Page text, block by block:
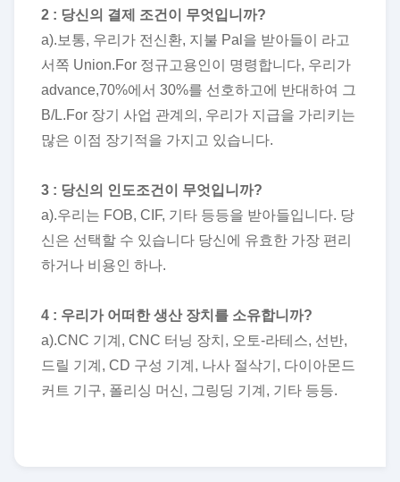
2 : 당신의 결제 조건이 무엇입니까?
a).보통, 우리가 전신환, 지불 Pal을 받아들이 라고
서쪽 Union.For 정규고용인이 명령합니다, 우리가
advance,70%에서 30%를 선호하고에 반대하여 그
B/L.For 장기 사업 관계의, 우리가 지급을 가리키는
많은 이점 장기적을 가지고 있습니다.
3 : 당신의 인도조건이 무엇입니까?
a).우리는 FOB, CIF, 기타 등등을 받아들입니다. 당
신은 선택할 수 있습니다 당신에 유효한 가장 편리
하거나 비용인 하나.
4 : 우리가 어떠한 생산 장치를 소유합니까?
a).CNC 기계, CNC 터닝 장치, 오토-라테스, 선반,
드릴 기계, CD 구성 기계, 나사 절삭기, 다이아몬드
커트 기구, 폴리싱 머신, 그링딩 기계, 기타 등등.